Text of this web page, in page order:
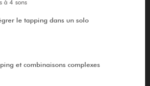
à 4 sons
le tapping dans un solo
et combinaisons complexes